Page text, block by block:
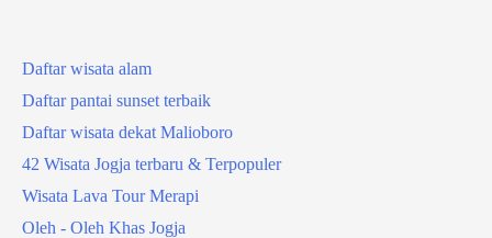
Daftar wisata alam
Daftar pantai sunset terbaik
Daftar wisata dekat Malioboro
42 Wisata Jogja terbaru & Terpopuler
Wisata Lava Tour Merapi
Oleh - Oleh Khas Jogja